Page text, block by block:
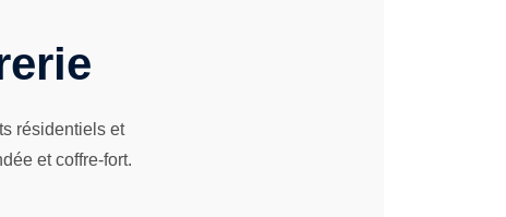
résidentiels et
et coffre-fort.